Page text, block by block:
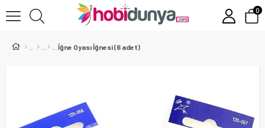
0
İğne Oyası İğnesi (6 adet)